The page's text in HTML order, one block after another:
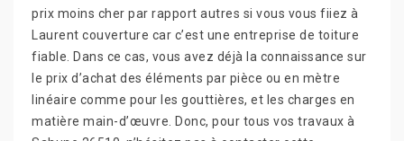
prix moins cher par rapport autres si vous vous fiiez à
Laurent couverture car c’est une entreprise de toiture
fiable. Dans ce cas, vous avez déjà la connaissance sur
le prix d’achat des éléments par pièce ou en mètre
linéaire comme pour les gouttières, et les charges en
matière main-d’œuvre. Donc, pour tous vos travaux à